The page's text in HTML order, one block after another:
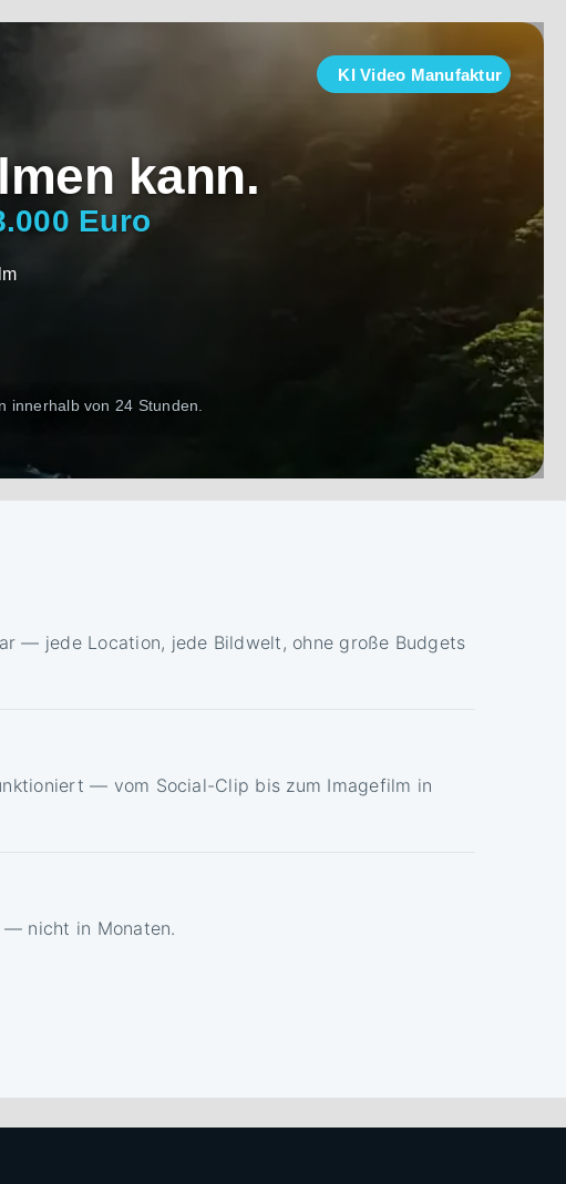
KI Video Manufaktur
kann.
Euro
innerhalb von 24 Stunden.
— jede Location, jede Bildwelt, ohne große Budgets
— vom Social-Clip bis zum Imagefilm in
— nicht in Monaten.